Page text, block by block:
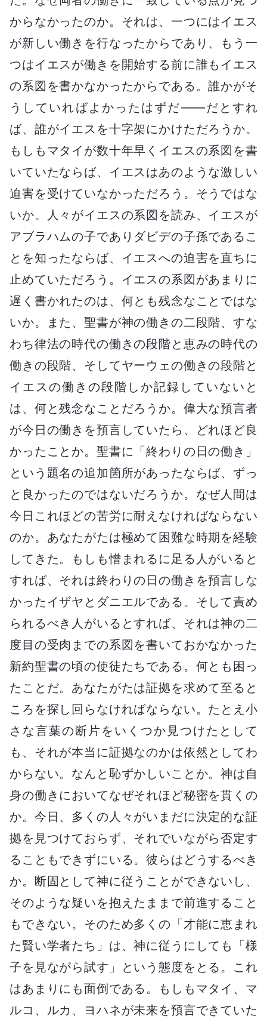
からなかったのか。それは、一つにはイエス
が新しい働きを行なったからであり、もう一
つはイエスが働きを開始する前に誰もイエス
の系図を書かなかったからである。誰かがそ
うしていればよかったはずだ――だとすれ
ば、誰がイエスを十字架にかけただろうか。
もしもマタイが数十年早くイエスの系図を書
いていたならば、イエスはあのような激しい
迫害を受けていなかっただろう。そうではな
いか。人々がイエスの系図を読み、イエスが
アブラハムの子でありダビデの子孫であるこ
とを知ったならば、イエスへの迫害を直ちに
止めていただろう。イエスの系図があまりに
遅く書かれたのは、何とも残念なことではな
いか。また、聖書が神の働きの二段階、すな
わち律法の時代の働きの段階と恵みの時代の
働きの段階、そしてヤーウェの働きの段階と
イエスの働きの段階しか記録していないと
は、何と残念なことだろうか。偉大な預言者
が今日の働きを預言していたら、どれほど良
かったことか。聖書に「終わりの日の働き」
という題名の追加箇所があったならば、ずっ
と良かったのではないだろうか。なぜ人間は
今日これほどの苦労に耐えなければならない
のか。あなたがたは極めて困難な時期を経験
してきた。もしも憎まれるに足る人がいると
すれば、それは終わりの日の働きを預言しな
かったイザヤとダニエルである。そして責め
られるべき人がいるとすれば、それは神の二
度目の受肉までの系図を書いておかなかった
新約聖書の頃の使徒たちである。何とも困っ
たことだ。あなたがたは証拠を求めて至ると
ころを探し回らなければならない。たとえ小
さな言葉の断片をいくつか見つけたとして
も、それが本当に証拠なのかは依然としてわ
からない。なんと恥ずかしいことか。神は自
身の働きにおいてなぜそれほど秘密を貫くの
か。今日、多くの人々がいまだに決定的な証
拠を見つけておらず、それでいながら否定す
ることもできずにいる。彼らはどうするべき
か。断固として神に従うことができないし、
そのような疑いを抱えたままで前進すること
もできない。そのため多くの「才能に恵まれ
た賢い学者たち」は、神に従うにしても「様
子を見ながら試す」という態度をとる。これ
はあまりにも面倒である。もしもマタイ、マ
ルコ、ルカ、ヨハネが未来を預言できていた